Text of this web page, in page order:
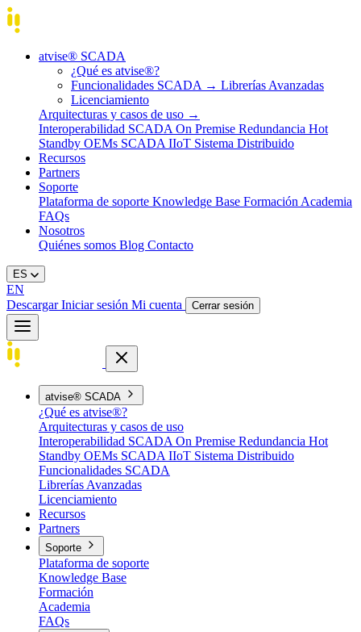
atvise® SCADA
¿Qué es atvise®?
Funcionalidades SCADA → Librerías Avanzadas
Licenciamiento
Arquitecturas y casos de uso →
Interoperabilidad SCADA On Premise Redundancia Hot
Standby OEMs SCADA IIoT Sistema Distribuido
Recursos
Partners
Soporte
Plataforma de soporte Knowledge Base Formación Academia
FAQs
Nosotros
Quiénes somos Blog Contacto
ES
EN
DescargarIniciar sesión Mi cuenta Cerrar sesión
atvise® SCADA
¿Qué es atvise®?
Arquitecturas y casos de uso
Interoperabilidad SCADA On Premise Redundancia Hot
Standby OEMs SCADA IIoT Sistema Distribuido
Funcionalidades SCADA
Librerías Avanzadas
Licenciamiento
Recursos
Partners
Soporte
Plataforma de soporte
Knowledge Base
Formación
Academia
FAQs